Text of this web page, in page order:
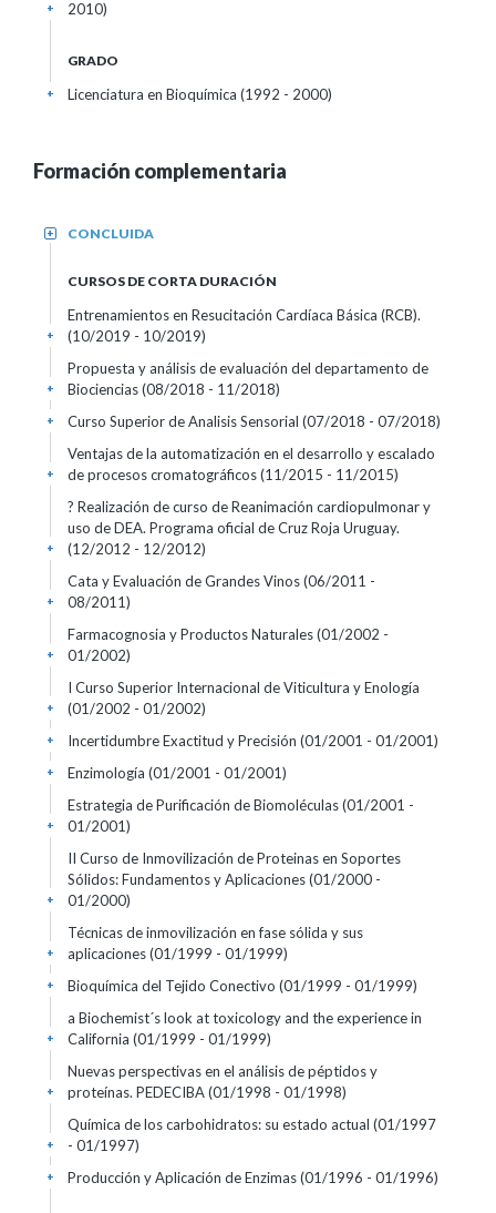
2010)
+
GRADO
Licenciatura en Bioquímica (1992 - 2000)
+
Formación complementaria
CONCLUIDA
+
CURSOS DE CORTA DURACIÓN
Entrenamientos en Resucitación Cardíaca Básica (RCB).
(10/2019 - 10/2019)
+
Propuesta y análisis de evaluación del departamento de
Biociencias(08/2018 - 11/2018)
+
Curso Superior de Analisis Sensorial (07/2018 - 07/2018)
+
Ventajas de la automatización en el desarrollo y escalado
de procesos cromatográficos(11/2015 - 11/2015)
+
? Realización de curso de Reanimación cardiopulmonar y
uso de DEA. Programa oficial de Cruz Roja Uruguay.
(12/2012 - 12/2012)
+
Cata y Evaluación de Grandes Vinos(06/2011 -
08/2011)
+
Farmacognosia y Productos Naturales(01/2002 -
01/2002)
+
I Curso Superior Internacional de Viticultura y Enología
(01/2002 - 01/2002)
+
Incertidumbre Exactitud y Precisión (01/2001 - 01/2001)
+
Enzimología (01/2001 - 01/2001)
+
Estrategia de Purificación de Biomoléculas(01/2001 -
01/2001)
+
II Curso de Inmovilización de Proteinas en Soportes
Sólidos: Fundamentos y Aplicaciones(01/2000 -
01/2000)
+
Técnicas de inmovilización en fase sólida y sus
aplicaciones(01/1999 - 01/1999)
+
Bioquímica del Tejido Conectivo (01/1999 - 01/1999)
+
a Biochemist´s look at toxicology and the experience in
California (01/1999 - 01/1999)
+
Nuevas perspectivas en el análisis de péptidos y
proteínas. PEDECIBA(01/1998 - 01/1998)
+
Química de los carbohidratos: su estado actual (01/1997
- 01/1997)
+
Producción y Aplicación de Enzimas(01/1996 - 01/1996)
+